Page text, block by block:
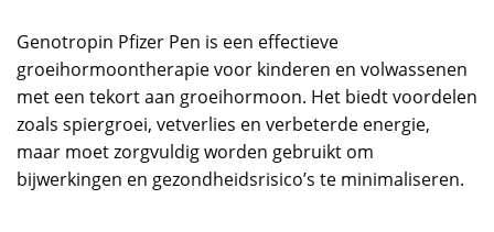
Genotropin Pfizer Pen is een effectieve
groeihormoontherapie voor kinderen en volwassenen
met een tekort aan groeihormoon. Het biedt voordelen
zoals spiergroei, vetverlies en verbeterde energie,
maar moet zorgvuldig worden gebruikt om
bijwerkingen en gezondheidsrisico’s te minimaliseren.